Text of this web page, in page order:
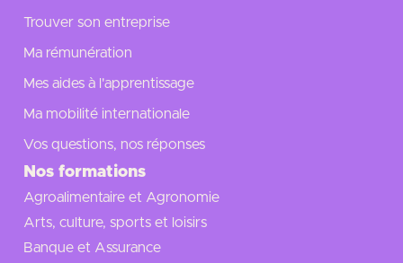
Trouver son entreprise
Ma rémunération
Mes aides à l'apprentissage
Ma mobilité internationale
Vos questions, nos réponses
Nos formations
Agroalimentaire et Agronomie
Arts, culture, sports et loisirs
Banque et Assurance